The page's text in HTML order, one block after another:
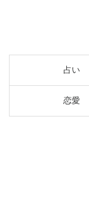
占い
恋愛